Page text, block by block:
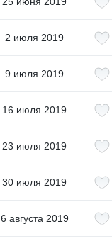
2 июля 2019
9 июля 2019
16 июля 2019
23 июля 2019
30 июля 2019
6 августа 2019